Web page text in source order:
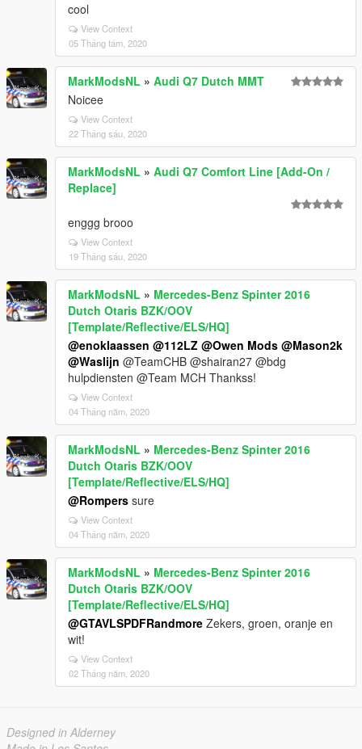
cool
View Context
05 Tháng tám, 2020
MarkModsNL » Audi Q7 Dutch MMT
Noicee
View Context
22 Tháng sáu, 2020
MarkModsNL » Audi Q7 Comfort Line [Add-On /
Replace]
enggg brooo
View Context
19 Tháng sáu, 2020
MarkModsNL » Mercedes-Benz Spinter 2016
Dutch Otaris BZK/OOV
[Template/Reflective/ELS/HQ]
@enoklaassen @112LZ @Owen Mods @Mason2k
@Waslijn @TeamCHB @shairan27 @bdg
hulpdiensten @Team MCH Thankss!
View Context
04 Tháng năm, 2020
MarkModsNL » Mercedes-Benz Spinter 2016
Dutch Otaris BZK/OOV
[Template/Reflective/ELS/HQ]
@Rompers sure
View Context
04 Tháng năm, 2020
MarkModsNL » Mercedes-Benz Spinter 2016
Dutch Otaris BZK/OOV
[Template/Reflective/ELS/HQ]
@GTAVLSPDFRandmore Zekers, groen, oranje en
wit!
View Context
02 Tháng năm, 2020
Designed in Alderney